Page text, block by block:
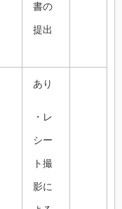
書の
提出
あり
・レ
シー
ト撮
影に